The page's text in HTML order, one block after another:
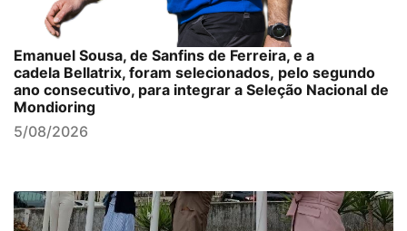
Emanuel Sousa, de Sanfins de Ferreira, e a
cadela Bellatrix, foram selecionados, pelo segundo
ano consecutivo, para integrar a Seleção Nacional de
Mondioring
5/08/2026